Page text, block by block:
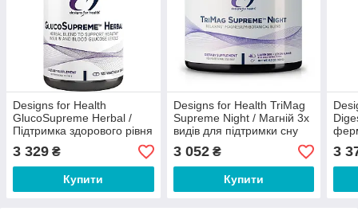
Designs for Health
GlucoSupreme Herbal /
Підтримка здорового рівня
глюкози 120 капсул
3 329 ₴
Купити
Designs for Health TriMag
Supreme Night / Магній 3х
видів для підтримки сну
180 г
3 052₴
Купити
180
3